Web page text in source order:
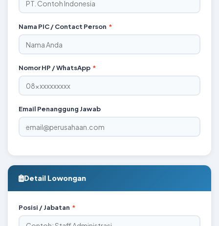
Nama PIC / Contact Person *
Nomor HP / WhatsApp *
Email Penanggung Jawab
Detail Lowongan
Posisi / Jabatan *